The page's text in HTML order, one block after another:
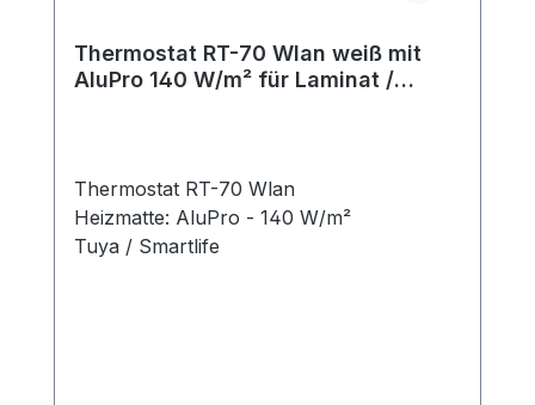
Thermostat RT-70 Wlan weiß mit
AluPro 140 W/m² für Laminat /
Thermostat RT-70 Wlan
Heizmatte: AluPro - 140 W/m²
Tuya / Smartlife